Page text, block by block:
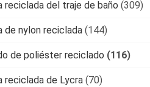
reciclada del traje de baño (309)
de nylon reciclada (144)
de poliéster reciclado (116)
reciclada de Lycra (70)